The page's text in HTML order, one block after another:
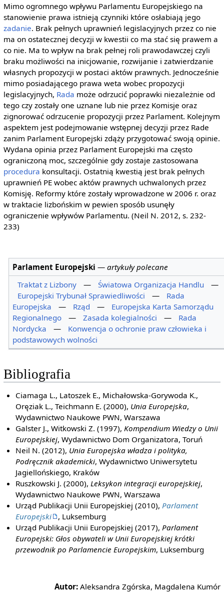
Mimo ogromnego wpływu Parlamentu Europejskiego na
stanowienie prawa istnieją czynniki które osłabiają jego
zadanie. Brak pełnych uprawnień legislacyjnych przez co nie
ma on ostatecznej decyzji w kwestii co ma stać się prawem a
co nie. Ma to wpływ na brak pełnej roli prawodawczej czyli
braku możliwości na inicjowanie, rozwijanie i zatwierdzanie
własnych propozycji w postaci aktów prawnych. Jednocześnie
mimo posiadającego prawa weta wobec propozycji
legislacyjnych, Rada może odrzucić poprawki niezależnie od
tego czy zostały one uznane lub nie przez Komisje oraz
zignorować odrzucenie propozycji przez Parlament. Kolejnym
aspektem jest podejmowanie wstępnej decyzji przez Rade
zanim Parlament Europejski zdąży przygotować swoją opinie.
Wydana opinia przez Parlament Europejski ma często
ograniczoną moc, szczególnie gdy zostaje zastosowana
procedura konsultacji. Ostatnią kwestią jest brak pełnych
uprawnień PE wobec aktów prawnych uchwalonych przez
Komisję. Reformy które zostały wprowadzone w 2006 r. oraz
w traktacie lizbońskim w pewien sposób usunęły
ograniczenie wpływów Parlamentu. (Neil N. 2012, s. 232-
233)
Parlament Europejski —artykuły polecane
Traktat z Lizbony
— Światowa Organizacja Handlu
—
Europejski Trybunał Sprawiedliwości
—
Rada
Europejska
— Rząd —
Europejska Karta Samorządu
Regionalnego
— Zasada kolegialności —
Rada
Nordycka
—
Konwencja o ochronie praw człowieka i
podstawowych wolności
Bibliografia
Ciamaga L., Latoszek E., Michałowska-Gorywoda K.,
Oręziak L., Teichmann E. (2000), Unia Europejska,
Wydawnictwo Naukowe PWN, Warszawa
Galster J., Witkowski Z. (1997), Kompendium Wiedzy o Unii
Europejskiej, Wydawnictwo Dom Organizatora, Toruń
Neil N. (2012), Unia Europejska władza i polityka,
Podręcznik akademicki, Wydawnictwo Uniwersytetu
Jagiellońskiego, Kraków
Ruszkowski J. (2000), Leksykon integracji europejskiej,
Wydawnictwo Naukowe PWN, Warszawa
Urząd Publikacji Unii Europejskiej (2010), Parlament
Europejski
, Luksemburg
Urząd Publikacji Unii Europejskiej (2017), Parlament
Europejski: Głos obywateli w Unii Europejskiej krótki
przewodnik po Parlamencie Europejskim, Luksemburg
Autor: Aleksandra Zgórska, Magdalena Kumór